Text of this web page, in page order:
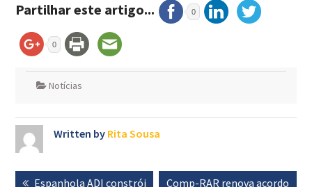
Partilhar este artigo... 0
0
Notícias
Written by Rita Sousa
Navegação
Previous
Espanhola ADI constrói
Next
Comp-RAR renova acordo